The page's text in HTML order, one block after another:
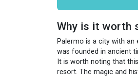
Why is it worth
Palermo is a city with an
was founded in ancient
It is worth noting that
resort. The magic and